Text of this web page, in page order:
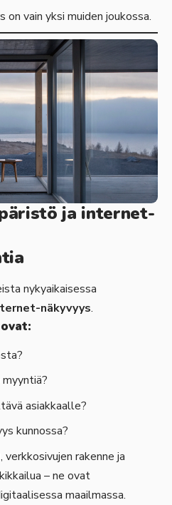
on vain yksi muiden joukossa.
ja internet-
nykyaikaisessa
näkyvyys.
asiakkaalle?
kunnossa?
rakenne ja
– ne ovat
maailmassa.